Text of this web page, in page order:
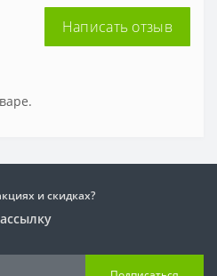
Написать отзыв
и скидках?